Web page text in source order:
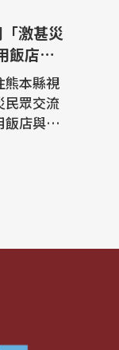
激甚災
飯店二
熊本縣視
民眾交流
飯店與旅
時預計